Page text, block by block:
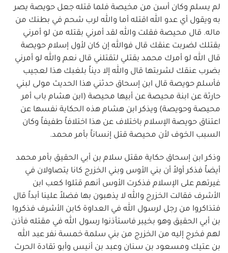
لم يسلم وكان أسن من مخيصة فلما قتله جعل حويصة يصر
به ويقول أي عدو الله اقتله أما والله لرب شحم في بطنك من
ماله. قال محيصة فقلت والله لقد أمرني بقتله من لو أمرني
بقتلك لضربت عنقك قال فوالله إن كان لأول إسلام حويصة
قال الله لو أمرك محمد بقتلي لتقتلني قال نعم والله لو أمرني
بضرب عنقك لشربتها قال والله إلا ديناً بلغبك هذا لعجيب
فأسلم حويصة قال ابن إسحاق حدثني هذا الحديث مولى لبني
حارثة عن ابنة محيصة عن أبيها محيصة (ابن هشام باب أمر
محيصة وحويصة) ويذكر ابن هشام هذه الحكاية نفسها عن
اعتناق حويصة الإسلام باختلاف عن هذا اختلافاً طفيفاً وكان
السبب الخوف لأن محيصة قتل إنساناً بأمر محمد.
وذكر ابن إسحاق حكاية مقتل سلام بن أبي الحقيق بأمر محمد
أيضاً فذكر أولاً أن بني الأوس وبني الخزرج كانا يتصاولان في
غيرتهم على الإسلام فذكرت الأوس أنهم قتلوا كعب ابن
الأشرف فقالت الخزرج والله لا يذهبون بها فضلاً علينا أبداً قال
فتذاكروا من رجل لرسول الله في العداوة كابن الأشرف فذكروا
بن أبي الحقيق وهو بخيبر فاستأذنوا رسول الله في مقتله فأذن
لهم فخرج إليه من الخزرج من بني سلمة خمسة نفر عبد الله
بن عتيك ومسعود بن سنان وعبد بن أنيس وأبو تقادة الحرث